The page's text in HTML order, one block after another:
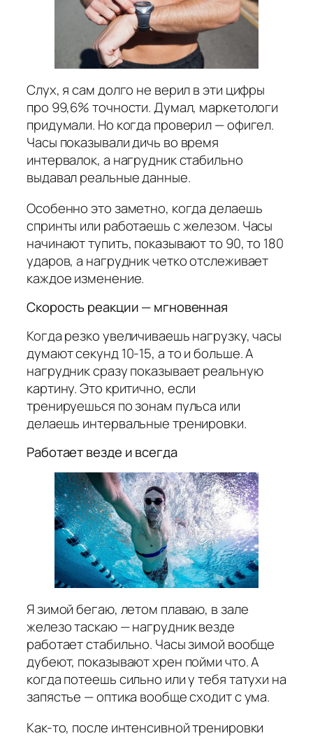
Слух, я сам долго не верил в эти цифры
про 99,6% точности. Думал, маркетологи
придумали. Но когда проверил — офигел.
Часы показывали дичь во время
интервалок, а нагрудник стабильно
выдавал реальные данные.
Особенно это заметно, когда делаешь
спринты или работаешь с железом. Часы
начинают тупить, показывают то 90, то 180
ударов, а нагрудник четко отслеживает
каждое изменение.
Скорость реакции — мгновенная
Когда резко увеличиваешь нагрузку, часы
думают секунд 10-15, а то и больше. А
нагрудник сразу показывает реальную
картину. Это критично, если
тренируешься по зонам пульса или
делаешь интервальные тренировки.
Работает везде и всегда
Я зимой бегаю, летом плаваю, в зале
железо таскаю — нагрудник везде
работает стабильно. Часы зимой вообще
дубеют, показывают хрен пойми что. А
когда потеешь сильно или у тебя татухи на
запястье — оптика вообще сходит с ума.
Как-то, после интенсивной тренировки